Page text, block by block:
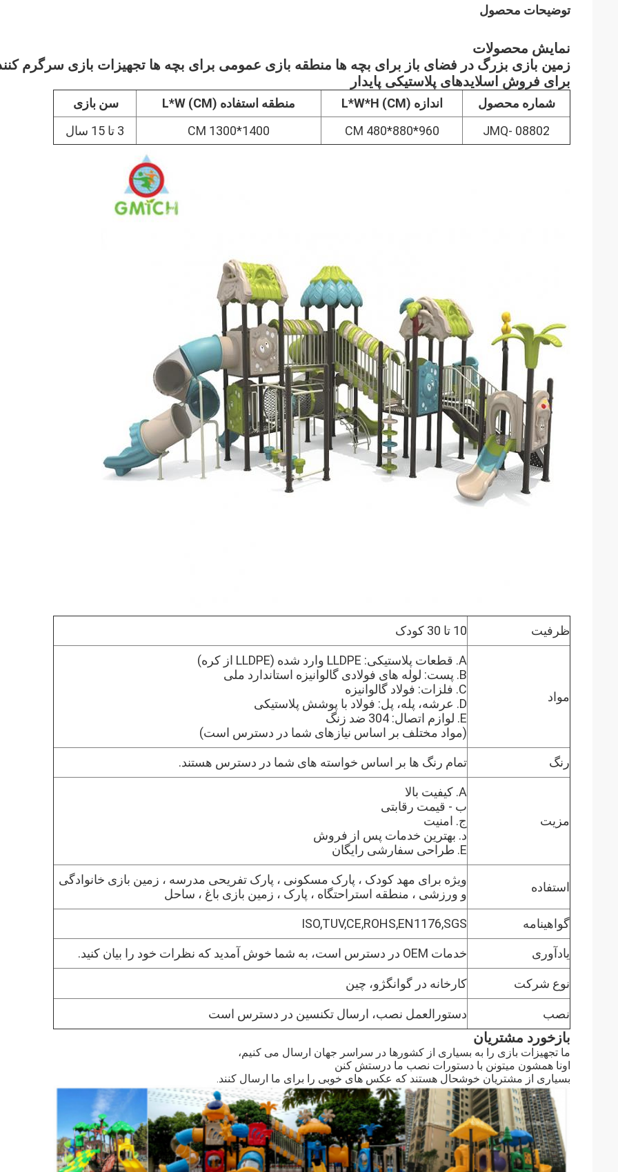
توضیحات محصول
نمایش محصولات
زمین بازی بزرگ در فضای باز برای بچه ها منطقه بازی عمومی برای بچه ها تجهیزات بازی سرگرم
برای فروش اسلایدهای پلاستیکی پایدار
شماره محصول اندازه L*W*H (CM) منطقه استفاده L*W (CM)
سن بازی
JMQ- 08802
960*880*480 CM
1400*1300 CM 3 تا 15 سال
ظرفیت 10 تا 30 کودک
مواد
A. قطعات پلاستیکی: LLDPE وارد شده (LLDPE از کره)
B. پست: لوله های فولادی گالوانیزه استاندارد ملی
C. فلزات: فولاد گالوانیزه
D. عرشه، پله، پل: فولاد با پوشش پلاستیکی
E. لوازم اتصال: 304 ضد زنگ
(مواد مختلف بر اساس نیازهای شما در دسترس است)
رنگ تمام رنگ ها بر اساس خواسته های شما در دسترس هستند.
مزیت
A. کیفیت بالا
ب - قیمت رقابتی
ج. امنیت
د. بهترین خدمات پس از فروش
E. طراحی سفارشی رایگان
استفاده
ویژه برای مهد کودک ، پارک مسکونی ، پارک تفریحی مدرسه ، زمین بازی خانوادگی
و ورزشی ، منطقه استراحتگاه ، پارک ، زمین بازی باغ ، ساحل
گواهینامه ISO,TUV,CE,ROHS,EN1176,SGS
یادآوری خدمات OEM در دسترس است، به شما خوش آمدید که نظرات خود را بیان کنید.
نوع شرکت کارخانه در گوانگژو، چین
نصب دستورالعمل نصب، ارسال تکنسین در دسترس است
بازخورد مشتریان
ما تجهیزات بازی را به بسیاری از کشورها در سراسر جهان ارسال می کنیم،
اونا همشون ميتونن با دستورات نصب ما درستش کنن
بسیاری از مشتریان خوشحال هستند که عکس های خوبی را برای ما ارسال کنند.